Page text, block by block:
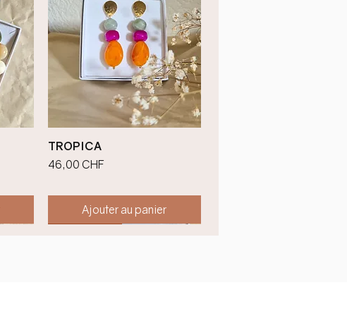
Aperçu rapide
TROPICA
Prix
46,00 CHF
Ajouter au panier